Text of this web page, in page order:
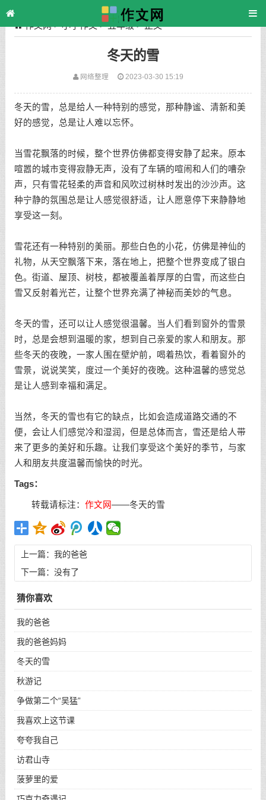
作文网>小学作文>五年级> 正文
冬天的雪
网络整理 2023-03-30 15:19
冬天的雪，总是给人一种特别的感觉，那种静谧、清新和美
好的感觉，总是让人难以忘怀。
当雪花飘落的时候，整个世界仿佛都变得安静了起来。原本
喧嚣的城市变得寂静无声，没有了车辆的喧闹和人们的嘈杂
声，只有雪花轻柔的声音和风吹过树林时发出的沙沙声。这
种宁静的氛围总是让人感觉很舒适，让人愿意停下来静静地
享受这一刻。
雪花还有一种特别的美丽。那些白色的小花，仿佛是神仙的
礼物，从天空飘落下来，落在地上，把整个世界变成了银白
色。街道、屋顶、树枝，都被覆盖着厚厚的白雪，而这些白
雪又反射着光芒，让整个世界充满了神秘而美妙的气息。
冬天的雪，还可以让人感觉很温馨。当人们看到窗外的雪景
时，总是会想到温暖的家，想到自己亲爱的家人和朋友。那
些冬天的夜晚，一家人围在壁炉前，喝着热饮，看着窗外的
雪景，说说笑笑，度过一个美好的夜晚。这种温馨的感觉总
是让人感到幸福和满足。
当然，冬天的雪也有它的缺点，比如会造成道路交通的不
便，会让人们感觉冷和湿润，但是总体而言，雪还是给人带
来了更多的美好和乐趣。让我们享受这个美好的季节，与家
人和朋友共度温馨而愉快的时光。
Tags：
转载请标注：作文网——冬天的雪
上一篇： 我的爸爸
下一篇：没有了
猜你喜欢
我的爸爸
我的爸爸妈妈
冬天的雪
秋游记
争做第二个“吴猛”
我喜欢上这节课
夸夸我自己
访君山寺
菠萝里的爱